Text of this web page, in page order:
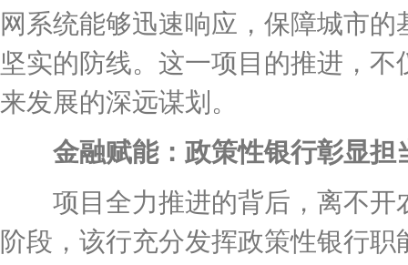
网系统能够迅速响应，保障城市
坚实的防线。这一项目的推进，
来发展的深远谋划。
金融赋能：政策性银行彰显担
项目全力推进的背后，离不开
阶段，该行充分发挥政策性银行